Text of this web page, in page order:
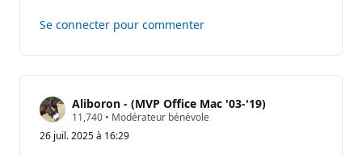
Se connecter pour commenter
Aliboron - (MVP Office Mac '03-'19)
11,740 P• Modérateur bénévole
26 juil. 2025 à 16:29